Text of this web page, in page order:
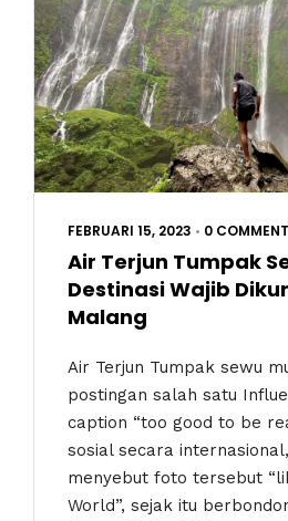
FEBRUARI 15, 2023 • 0 COMMENT
Air Terjun Tumpak
Destinasi Wajib
Malang
Air Terjun Tumpak sewu
postingan salah satu
caption “too good to be
sosial secara
menyebut foto tersebut
World”, sejak itu